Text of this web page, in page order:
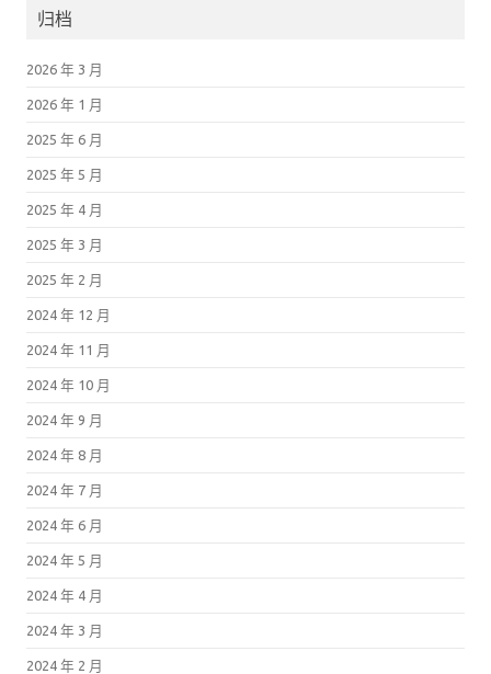
归档
2026 年 3 月
2026 年 1 月
2025 年 6 月
2025 年 5 月
2025 年 4 月
2025 年 3 月
2025 年 2 月
2024 年 12 月
2024 年 11 月
2024 年 10 月
2024 年 9 月
2024 年 8 月
2024 年 7 月
2024 年 6 月
2024 年 5 月
2024 年 4 月
2024 年 3 月
2024 年 2 月